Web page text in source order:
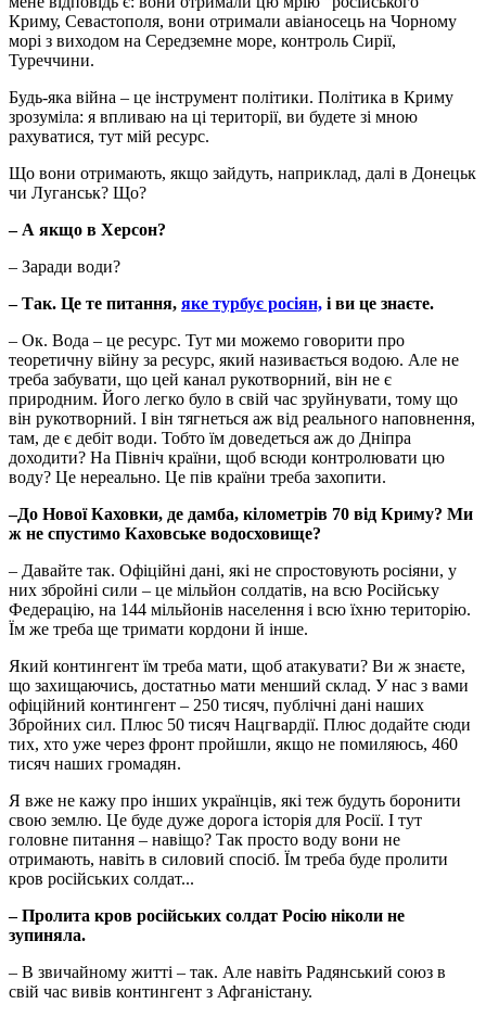
Криму, Севастополя, вони отримали авіаносець на Чорному
морі з виходом на Середземне море, контроль Сирії,
Туреччини.
Будь-яка війна – це інструмент політики. Політика в Криму
зрозуміла: я впливаю на ці території, ви будете зі мною
рахуватися, тут мій ресурс.
Що вони отримають, якщо зайдуть, наприклад, далі в Донецьк
чи Луганськ? Що?
– А якщо в Херсон?
– Заради води?
– Так. Це те питання, яке турбує росіян, і ви це знаєте.
– Ок. Вода – це ресурс. Тут ми можемо говорити про
теоретичну війну за ресурс, який називається водою. Але не
треба забувати, що цей канал рукотворний, він не є
природним. Його легко було в свій час зруйнувати, тому що
він рукотворний. І він тягнеться аж від реального наповнення,
там, де є дебіт води. Тобто їм доведеться аж до Дніпра
доходити? На Північ країни, щоб всюди контролювати цю
воду? Це нереально. Це пів країни треба захопити.
–До Нової Каховки, де дамба, кілометрів 70 від Криму? Ми
ж не спустимо Каховське водосховище?
– Давайте так. Офіційні дані, які не спростовують росіяни, у
них збройні сили – це мільйон солдатів, на всю Російську
Федерацію, на 144 мільйонів населення і всю їхню територію.
Їм же треба ще тримати кордони й інше.
Який контингент їм треба мати, щоб атакувати? Ви ж знаєте,
що захищаючись, достатньо мати менший склад. У нас з вами
офіційний контингент – 250 тисяч, публічні дані наших
Збройних сил. Плюс 50 тисяч Нацгвардії. Плюс додайте сюди
тих, хто уже через фронт пройшли, якщо не помиляюсь, 460
тисяч наших громадян.
Я вже не кажу про інших українців, які теж будуть боронити
свою землю. Це буде дуже дорога історія для Росії. І тут
головне питання – навіщо? Так просто воду вони не
отримають, навіть в силовий спосіб. Їм треба буде пролити
кров російських солдат...
– Пролита кров російських солдат Росію ніколи не
зупиняла.
– В звичайному житті – так. Але навіть Радянський союз в
свій час вивів контингент з Афганістану.